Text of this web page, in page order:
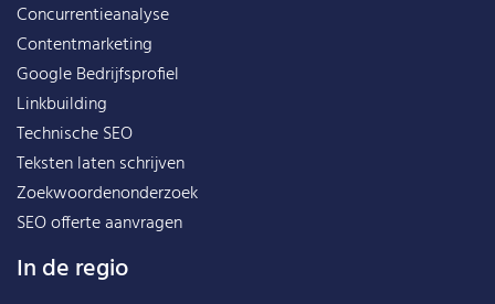
Concurrentieanalyse
Contentmarketing
Google Bedrijfsprofiel
Linkbuilding
Technische SEO
Teksten laten schrijven
Zoekwoordenonderzoek
SEO offerte aanvragen
In de regio